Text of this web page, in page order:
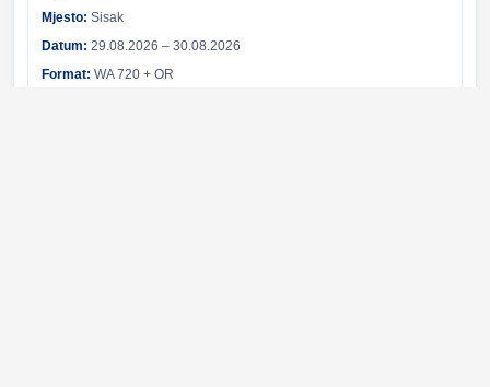
Mjesto: Sisak
Datum: 29.08.2026 – 30.08.2026
Format: WA 720 + OR